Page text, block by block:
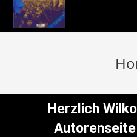
Herzlich
Autorenseite